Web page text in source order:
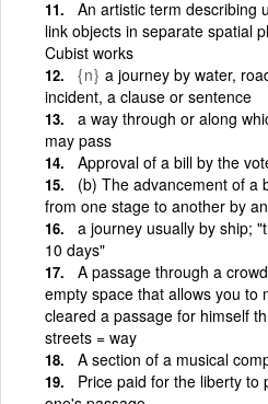
An artistic term describing
link objects in separate spatial
Cubist works
{n} a journey by water,
incident, a clause or sentence
a way through or along
may pass
Approval of a bill by the
(b) The advancement of a
from one stage to another by
a journey usually by ship;
10 days"
A passage through a
empty space that allows you to
cleared a passage for himself
streets = way
A section of a musical
Price paid for the liberty to